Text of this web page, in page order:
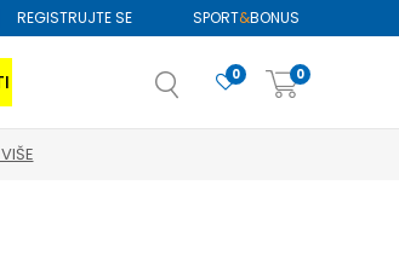
SPORT&BONUS
REGISTRUJTE SE
0
0